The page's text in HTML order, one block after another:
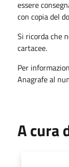
essere
con copia del
Si ricorda che
cartacee.
Per
Anagrafe al
A cura